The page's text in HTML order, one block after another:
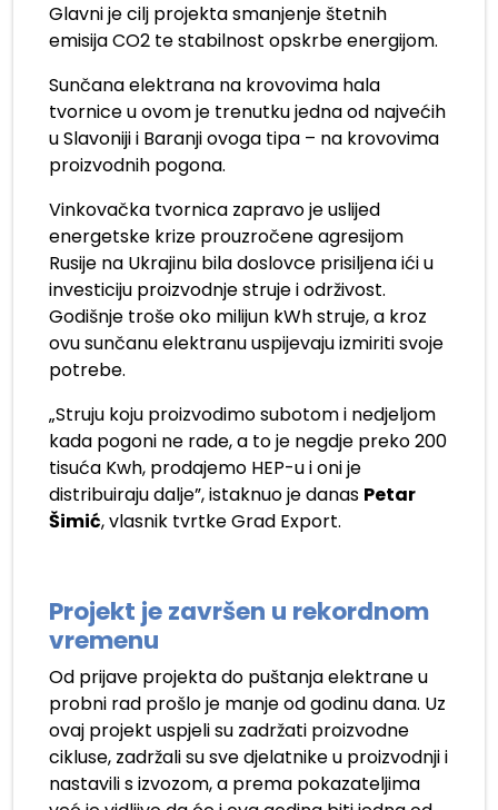
Glavni je cilj projekta smanjenje štetnih
emisija CO2 te stabilnost opskrbe energijom.
Sunčana elektrana na krovovima hala
tvornice u ovom je trenutku jedna od najvećih
u Slavoniji i Baranji ovoga tipa – na krovovima
proizvodnih pogona.
Vinkovačka tvornica zapravo je uslijed
energetske krize prouzročene agresijom
Rusije na Ukrajinu bila doslovce prisiljena ići u
investiciju proizvodnje struje i održivost.
Godišnje troše oko milijun kWh struje, a kroz
ovu sunčanu elektranu uspijevaju izmiriti svoje
potrebe.
„Struju koju proizvodimo subotom i nedjeljom
kada pogoni ne rade, a to je negdje preko 200
tisuća Kwh, prodajemo HEP-u i oni je
distribuiraju dalje”, istaknuo je danas Petar
Šimić, vlasnik tvrtke Grad Export.
Projekt je završen u rekordnom
vremenu
Od prijave projekta do puštanja elektrane u
probni rad prošlo je manje od godinu dana. Uz
ovaj projekt uspjeli su zadržati proizvodne
cikluse, zadržali su sve djelatnike u proizvodnji i
nastavili s izvozom, a prema pokazateljima